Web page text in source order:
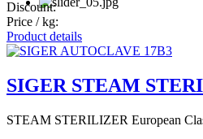
Discount:
Price / kg:
Product details
SIGER STEAM
STEAM STERILIZER European